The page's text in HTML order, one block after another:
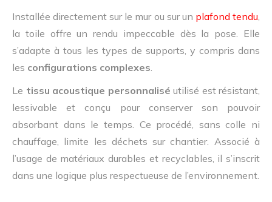
Installée directement sur le mur ou sur un plafond tendu
la toile offre un rendu impeccable dès la pose. Elle
s’adapte à tous les types de supports, y compris dans
les configurations complexes
Le tissu acoustique personnalisé utilisé est résistant,
lessivable et conçu pour conserver son pouvoir
absorbant dans le temps. Ce procédé, sans colle ni
chauffage, limite les déchets sur chantier. Associé à
l’usage de matériaux durables et recyclables, il s’inscrit
dans une logique plus respectueuse de l’environnement.